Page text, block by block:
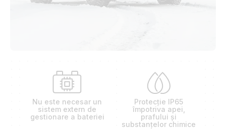
Nu este necesar un
sistem extern de
gestionare a bateriei
Protecție IP65
împotriva apei,
prafului și
substanțelor chimice